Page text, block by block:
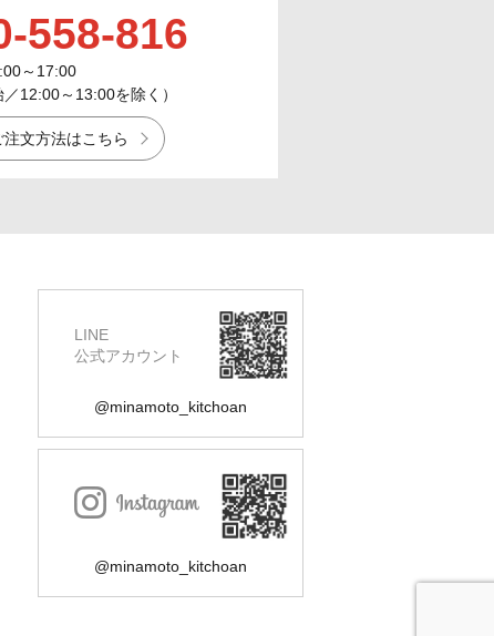
558-816
～17:00
／12:00～13:00を除く）
文方法はこちら
LINE
公式アカウント
@minamoto_kitchoan
@minamoto_kitchoan